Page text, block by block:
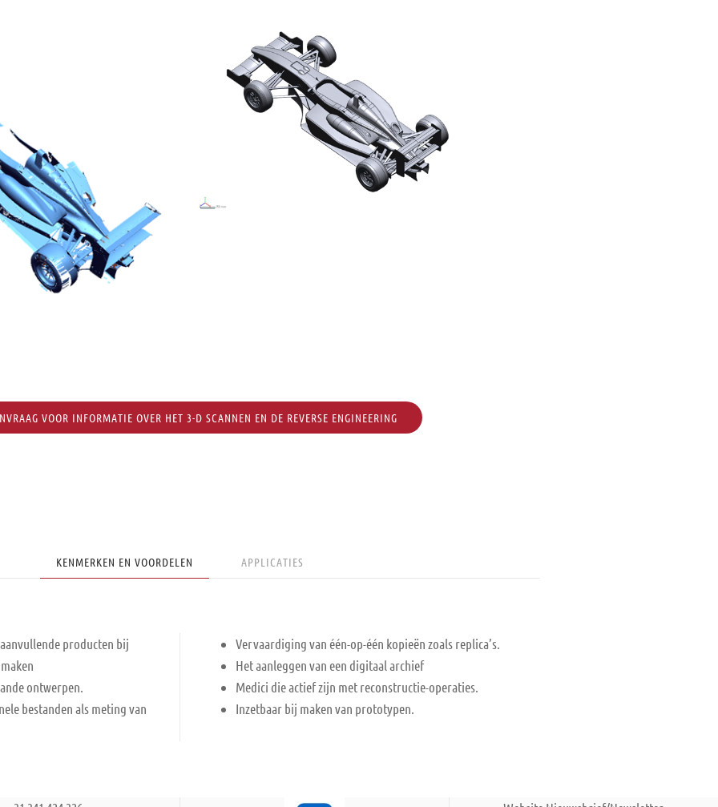
VOOR INFORMATIE OVER HET 3-D SCANNEN EN DE REVERSE ENGINEERING
KENMERKEN EN VOORDELEN APPLICATIES
producten bij
ontwerpen.
bestanden als meting van
Vervaardiging van één-op-één kopieën zoals replica’s.
Het aanleggen van een digitaal archief
Medici die actief zijn met reconstructie-operaties.
Inzetbaar bij maken van prototypen.